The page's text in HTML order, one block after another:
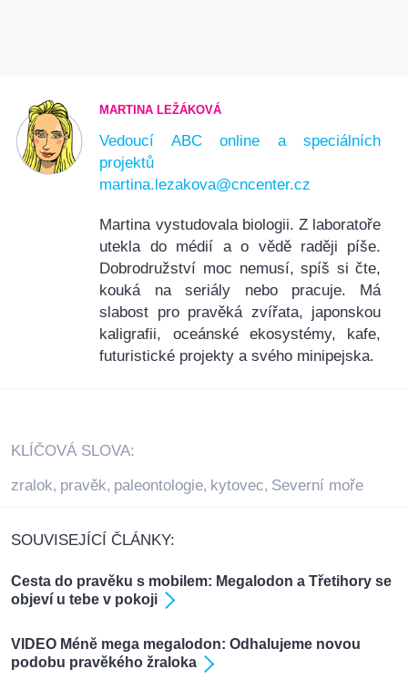
MARTINA LEŽÁKOVÁ
Vedoucí ABC online a speciálních
projektů
martina.lezakova@cncenter.cz
Martina vystudovala biologii. Z laboratoře
utekla do médií a o vědě raději píše.
Dobrodružství moc nemusí, spíš si čte,
kouká na seriály nebo pracuje. Má
slabost pro pravěká zvířata, japonskou
kaligrafii, oceánské ekosystémy, kafe,
futuristické projekty a svého minipejska.
KLÍČOVÁ SLOVA:
zralok, pravěk, paleontologie, kytovec, Severní moře
SOUVISEJÍCÍ ČLÁNKY:
Cesta do pravěku s mobilem: Megalodon a Třetihory se
objeví u tebe v pokoji
VIDEO Méně mega megalodon: Odhalujeme novou
podobu pravěkého žraloka